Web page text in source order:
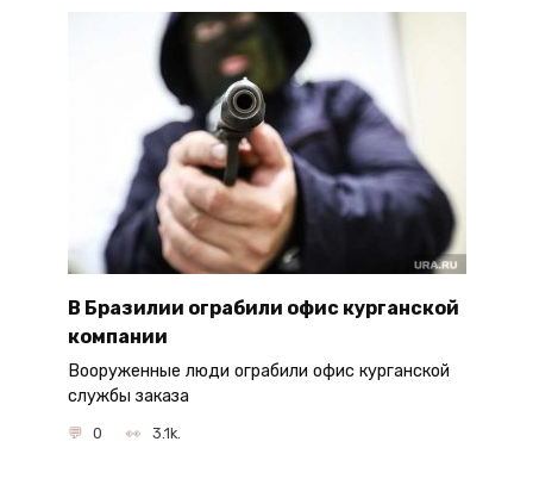
В Бразилии ограбили офис курганской
компании
Вооруженные люди ограбили офис курганской
службы заказа
0 3.1k.